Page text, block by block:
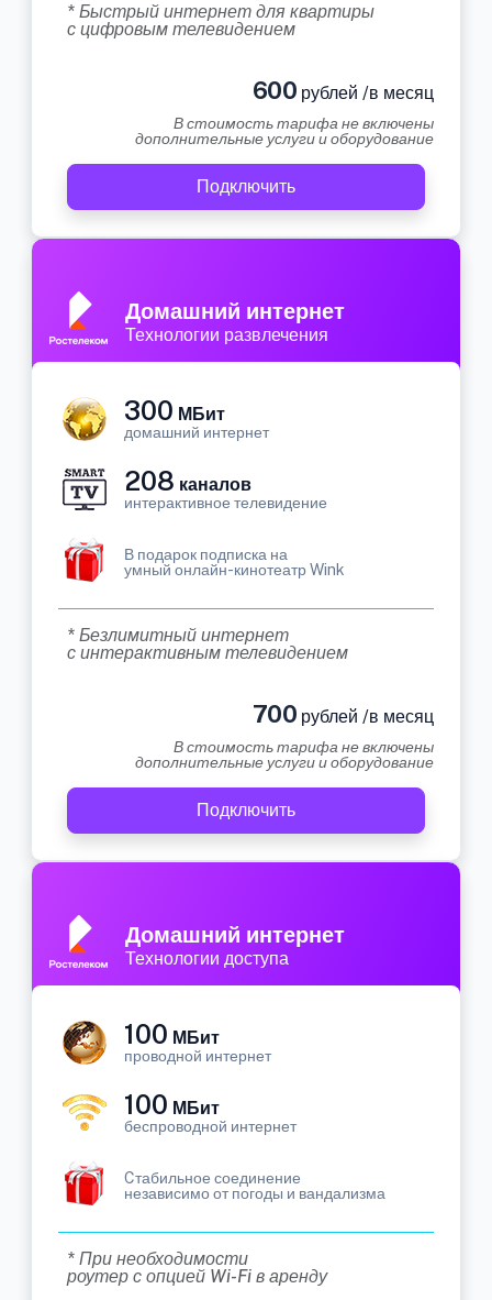
* Быстрый интернет для квартиры
с цифровым телевидением
600 рублей /в месяц
В стоимость тарифа не включены
дополнительные услуги и оборудование
Подключить
Домашний интернет
Технологии развлечения
300 МБит
домашний интернет
208 каналов
интерактивное телевидение
В подарок подписка на
умный онлайн-кинотеатр Wink
* Безлимитный интернет
с интерактивным телевидением
700 рублей /в месяц
В стоимость тарифа не включены
дополнительные услуги и оборудование
Подключить
Домашний интернет
Технологии доступа
100 МБит
проводной интернет
100 МБит
беспроводной интернет
Cтабильное соединение
независимо от погоды и вандализма
* При необходимости
роутер с опцией Wi-Fi в аренду